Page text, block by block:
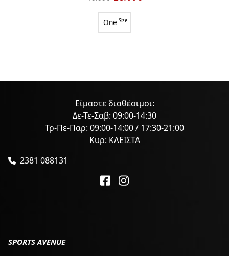
One Size
Είμαστε διαθέσιμοι:
Δε-Τε-Σαβ: 09:00-14:30
Τρ-Πε-Παρ: 09:00-14:00 / 17:30-21:00
Κυρ: ΚΛΕΙΣΤΑ
2381 088131
SPORTS AVENUE